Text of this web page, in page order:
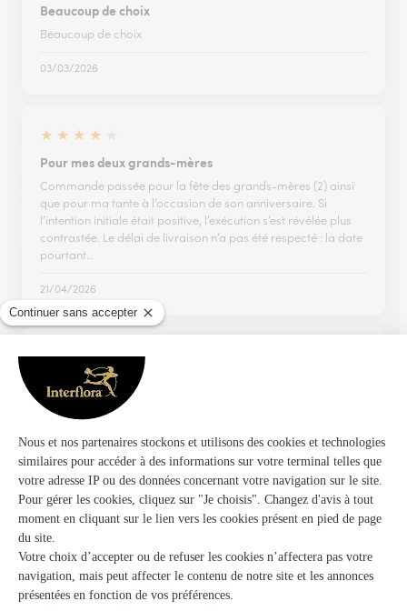
Beaucoup de choix
Beaucoup de choix
03/03/2026
★ ★ ★ ★
Pour mes deux grands-mères
Commande passée pour la fête des grands-mères (2) ainsi
que pour ma tante à l’occasion de son anniversaire. Si
l’intention initiale était positive, l’exécution s’est révélée plus
contrastée. Le délai de livraison n’a pas été respecté : la date
pourtant…
21/04/2026
★ ★ ★ ★ ★
Très intuitif et rapide
Très intuitif et rapide
14/02/2026
Trustpilot Échantillon d'avis clients fourni via Trustpilot.
Voir tous
les avis de la marque Interflora sur Trustpilot
Livraison de fleurs à Chaumont-le-Bois et